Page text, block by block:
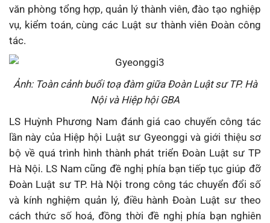
văn phòng tổng hợp, quản lý thành viên, đào tạo nghiệp
vụ, kiểm toán, cùng các Luật sư thành viên Đoàn công
tác.
Ảnh: Toàn cảnh buổi toạ đàm giữa Đoàn Luật sư TP. Hà
Nội và Hiệp hội GBA
LS Huỳnh Phương Nam đánh giá cao chuyến công tác
lần này của Hiệp hội Luật sư Gyeonggi và giới thiệu sơ
bộ về quá trình hình thành phát triển Đoàn Luật sư TP
Hà Nội. LS Nam cũng đề nghị phía bạn tiếp tục giúp đỡ
Đoàn Luật sư TP. Hà Nội trong công tác chuyển đổi số
và kính nghiệm quản lý, điều hành Đoàn Luật sư theo
cách thức số hoá, đồng thời đề nghị phía bạn nghiên